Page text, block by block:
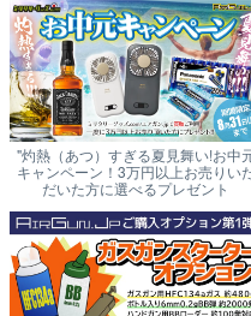
"灼熱（あつ）すぎる夏見舞い!お中
キャンペーン！3万円以上お売りい
だいた方に選べるプレゼント